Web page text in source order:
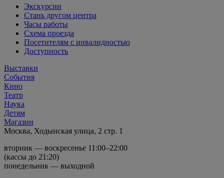
Экскурсии
Стань другом центра
Часы работы
Схема проезда
Посетителям с инвалидностью
Доступность
Выставки
События
Кино
Театр
Наука
Детям
Магазин
Москва, Ходынская улица, 2 стр. 1
вторник — воскресенье 11:00–22:00
(кассы до 21:20)
понедельник — выходной